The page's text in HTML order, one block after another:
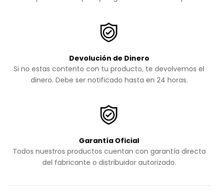
Devolución de Dinero
Si no estas contento con tu producto, te devolvemos el
dinero. Debe ser notificado hasta en 24 horas.
Garantía Oficial
Todos nuestros productos cuentan con garantía directa
del fabricante o distribuidor autorizado.